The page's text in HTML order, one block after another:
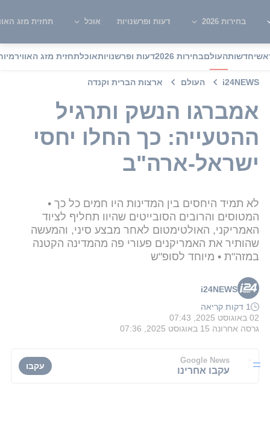
בחירות 2026 דעות ופרשנויות אוכל תחזית מזג
חדשותהעולםבחירות 2026 דעות ופרשנויותאוכלתחזית מזג האוויר
i24NEWS העולם ארצות הברית וקנדה
אמברגו הנשק ותרגיל
ההטעייה: כך החלו יחסי
ישראל-ארה"ב
לא תמיד היחסים בין המדינות היו חמים כל כך •
המטוסים והרובים הסובייטים שהיוו תחליף לציוד
האמריקני, האולטימטום לאחר מבצע סיני, והמעשה
שהותיר את האמריקנים פעורי פה מהמדינה הקטנה
במזה"ת • מיוחד לסופ"ש
i24NEWS
1 דקות קריאה
02 באוגוסט 2025, 07:43
גרסה אחרונה 15 באוגוסט 2025, 07:36
Google News
עקבו אחרינו עקבו